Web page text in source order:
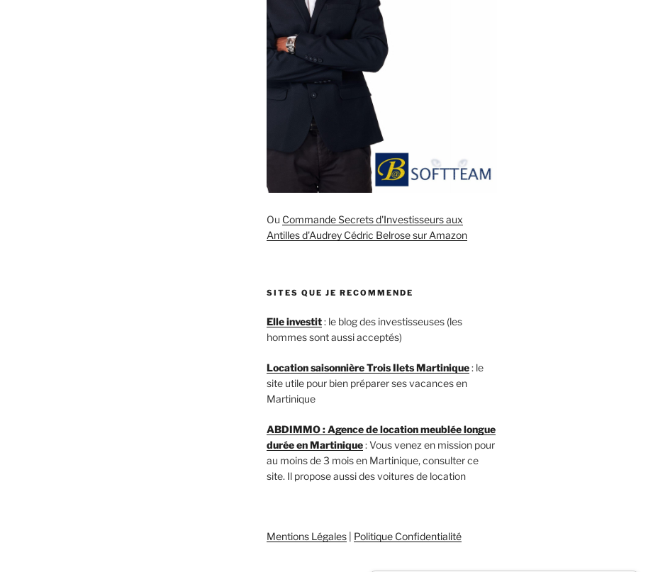
Ou Commande Secrets d'Investisseurs aux
Antilles d'Audrey Cédric Belrose sur Amazon
SITES QUE JE RECOMMENDE
Elle investit : le blog des investisseuses (les
hommes sont aussi acceptés)
Location saisonnière Trois Ilets Martinique: le
site utile pour bien préparer ses vacances en
Martinique
ABDIMMO : Agence de location meublée longue
durée en Martinique: Vous venez en mission pour
au moins de 3 mois en Martinique, consulter ce
site. Il propose aussi des voitures de location
Mentions Légales| Politique Confidentialité